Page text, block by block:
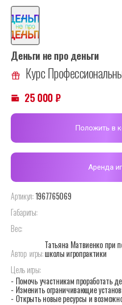
Деньги не про деньги
Курс
25 000 ₽
Положить в
Аренда
Артикул:1967765069
Габариты:
Вес:
Автор игры:
Татьяна Матвиенко при
школы игропрактики
Цель игры:
- Помочь участникам проработать
- Изменить ограничивающие
- Открыть новые ресурсы и